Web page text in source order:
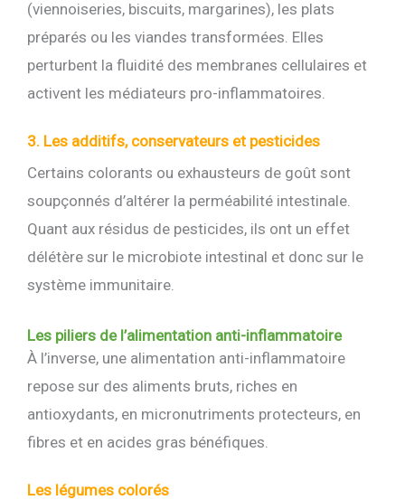
(viennoiseries, biscuits, margarines), les plats
préparés ou les viandes transformées. Elles
perturbent la fluidité des membranes cellulaires et
activent les médiateurs pro-inflammatoires.
3. Les additifs, conservateurs et pesticides
Certains colorants ou exhausteurs de goût sont
soupçonnés d’altérer la perméabilité intestinale.
Quant aux résidus de pesticides, ils ont un effet
délétère sur le microbiote intestinal et donc sur le
système immunitaire.
Les piliers de l’alimentation anti-inflammatoire
À l’inverse, une alimentation anti-inflammatoire
repose sur des aliments bruts, riches en
antioxydants, en micronutriments protecteurs, en
fibres et en acides gras bénéfiques.
Les légumes colorés